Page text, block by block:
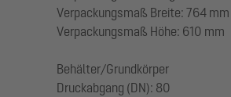
Verpackungsmaß Breite: 764 mm
Verpackungsmaß Höhe: 610 mm
Behälter/Grundkörper
Druckabgang (DN): 80